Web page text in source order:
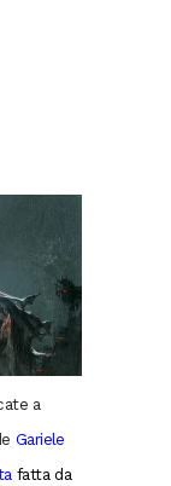
a
Gariele
fatta da